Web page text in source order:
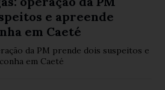
e apreende
em Caeté
da PM prende dois suspeitos e
em Caeté